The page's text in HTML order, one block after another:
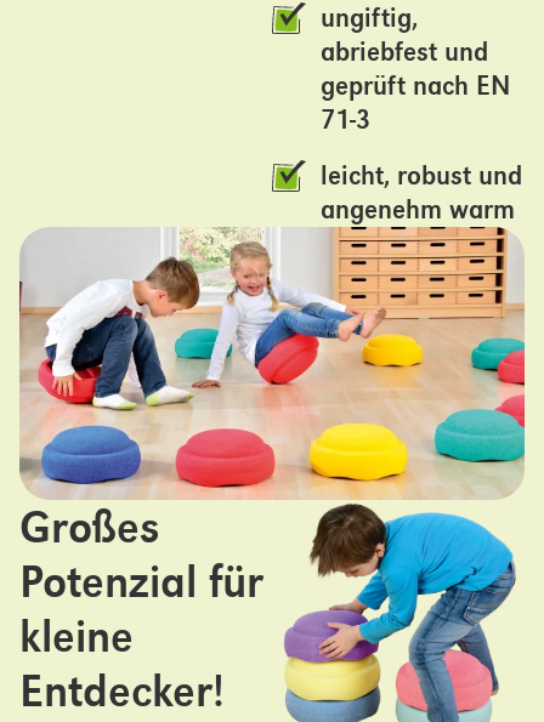
ungiftig,
abriebfest und
geprüft nach EN
71-3
leicht, robust und
angenehm warm
Großes
Potenzial für
kleine
Entdecker!